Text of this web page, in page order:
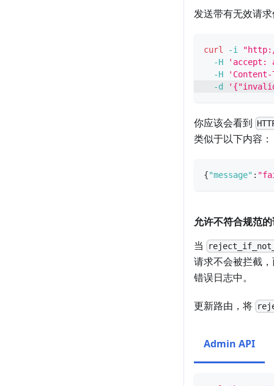
发送带有无效请
curl -i
-H
'accept:
-H
-d
你应该会看到
类似于以下内容：
{"message" :
允许不符合规范
当
请求不会被拦截
错误日志中。
更新路由，将
Admin API